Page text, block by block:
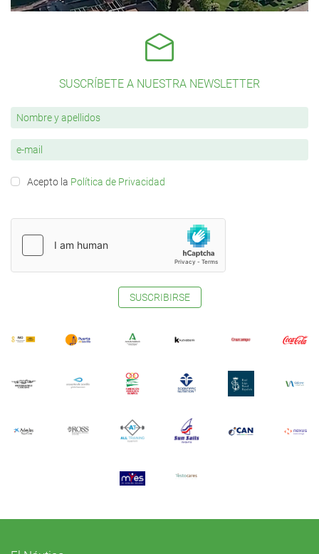
SUSCRÍBETE A NUESTRA NEWSLETTER
Acepto la Política de Privacidad
SUSCRIBIRSE